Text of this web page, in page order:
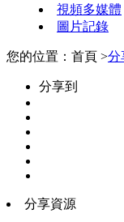
視頻多媒體
圖片記錄
您的位置：首頁 >分
分享到
分享資源